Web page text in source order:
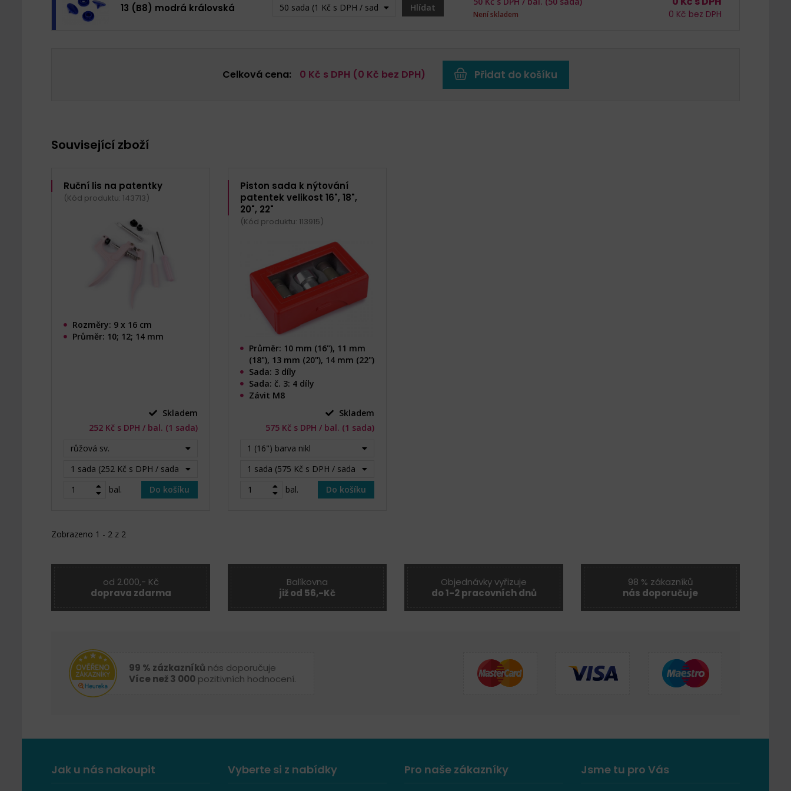
13 (B8) modrá královská 50 sada (1 Kč s DPH / sada) - Vyprodáno
Hlídat
Není skladem 0 Kč bez DPH
Celková cena: 0 Kč s DPH (0 Kč bez DPH) Přidat do košíku
Související zboží
Ruční lis na patentky
(Kód produktu: 143713)
Rozměry: 9 x 16 cm
Průměr: 10; 12; 14 mm
Skladem
252 Kč s DPH / bal. (1 sada)
růžová sv.
1 sada (252 Kč s DPH / sada)
bal.
Do košíku
Piston sada k nýtování
patentek velikost 16", 18",
20", 22"
(Kód produktu: 113915)
Průměr: 10 mm (16"), 11 mm
(18"), 13 mm (20"), 14 mm (22")
Sada: 3 díly
Sada: č. 3: 4 díly
Závit M8
Skladem
575 Kč s DPH / bal. (1 sada)
1 (16") barva nikl
1 sada (575 Kč s DPH / sada)
bal.
Do košíku
Zobrazeno 1 - 2 z 2
od 2.000,- Kč
doprava zdarma
Balíkovna
již od 56,-Kč
Objednávky vyřizuje
do 1-2 pracovních dnů
98 % zákazníků
nás doporučuje
99 % zázkazníků nás doporučuje
Více než 3 000 pozitivních hodnocení.
Jak u nás nakoupit Vyberte si z nabídky Pro naše zákazníky Jsme tu pro Vás